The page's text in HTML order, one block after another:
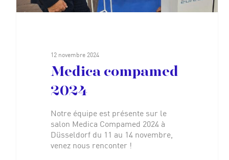
12 novembre 2024
Medica compamed
2024
Notre équipe est présente sur le
salon Medica Compamed 2024 à
Düsseldorf du 11 au 14 novembre,
venez nous renconter !